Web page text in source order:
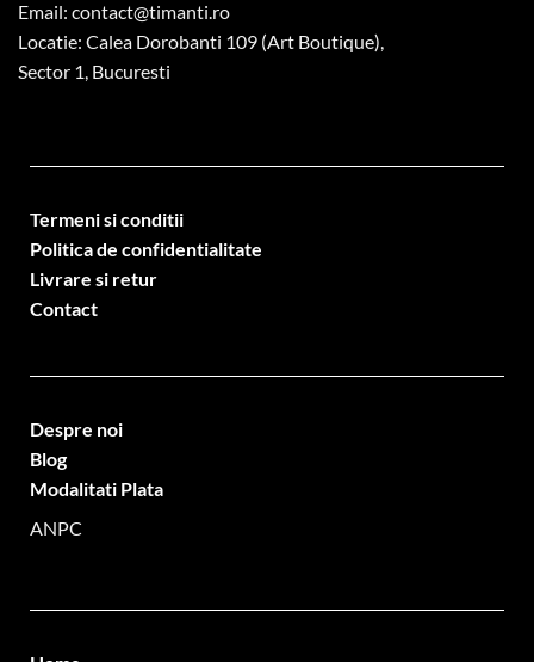
Email: contact@timanti.ro
Locatie: Calea Dorobanti 109 (Art Boutique),
Sector 1, Bucuresti
Termeni si conditii
Politica de confidentialitate
Livrare si retur
Contact
Despre noi
Blog
Modalitati Plata
ANPC